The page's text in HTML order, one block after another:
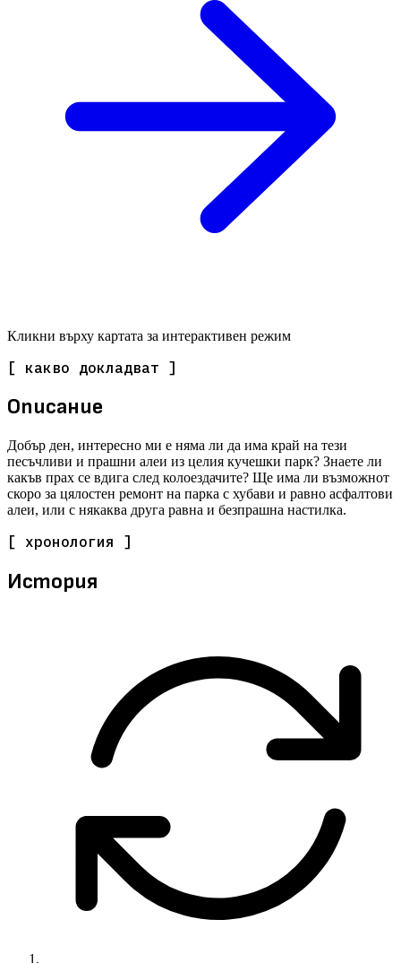
Кликни върху картата за интерактивен режим
[ какво докладват ]
Описание
Добър ден, интересно ми е няма ли да има край на тези
песъчливи и прашни алеи из целия кучешки парк? Знаете ли
какъв прах се вдига след колоездачите? Ще има ли възможнот
скоро за цялостен ремонт на парка с хубави и равно асфалтови
алеи, или с някаква друга равна и безпрашна настилка.
[ хронология ]
История